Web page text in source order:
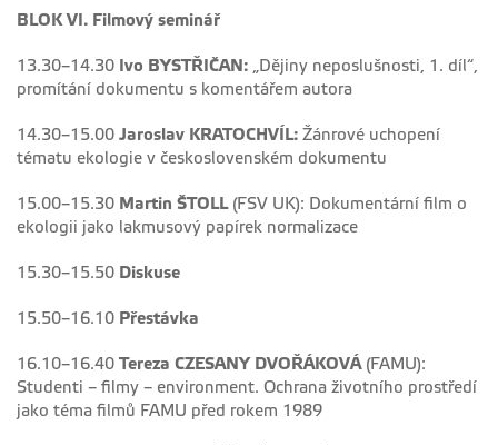
BLOK VI. Filmový seminář
13.30–14.30 Ivo BYSTŘIČAN: „Dějiny neposlušnosti, 1. díl“,
promítání dokumentu s komentářem autora
14.30–15.00 Jaroslav KRATOCHVÍL: Žánrové uchopení
tématu ekologie v československém dokumentu
15.00–15.30 Martin ŠTOLL(FSV UK): Dokumentární film o
ekologii jako lakmusový papírek normalizace
15.30–15.50 Diskuse
15.50–16.10 Přestávka
16.10–16.40 Tereza CZESANY DVOŘÁKOVÁ(FAMU):
Studenti – filmy – environment. Ochrana životního prostředí
jako téma filmů FAMU před rokem 1989